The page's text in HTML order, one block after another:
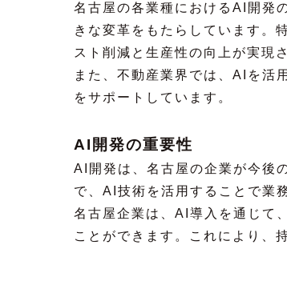
名古屋の各業種におけるAI開発
きな変革をもたらしています。
スト削減と生産性の向上が実現
また、不動産業界では、AIを活
をサポートしています。
AI開発の重要性
AI開発は、名古屋の企業が今後
で、AI技術を活用することで業
名古屋企業は、AI導入を通じて
ことができます。これにより、